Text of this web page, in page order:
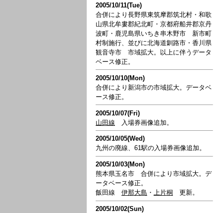
2005/10/11(Tue)
合併により長野県東筑摩郡筑北村・和歌
山県北牟婁郡紀北町・京都府船井郡京丹
波町・鹿児島県いちき串木野市 新市町
村制施行、並びに北海道釧路市・香川県
観音寺市 市域拡大。以上に伴うデータ
ベース修正。
2005/10/10(Mon)
合併により新潟市の市域拡大。データベ
ース修正。
2005/10/07(Fri)
山田線 入場券画像追加。
2005/10/05(Wed)
九州の廃線、61駅の入場券画像追加。
2005/10/03(Mon)
熊本県玉名市 合併により市域拡大。デ
ータベース修正。
飯田線 伊那大島 ・ 上片桐 更新。
2005/10/02(Sun)